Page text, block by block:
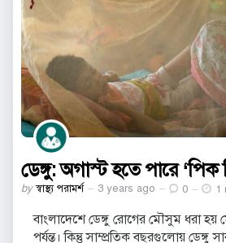
ডেঙ্গু: অগাস্ট হতে পারে ‘পিক
Posted
by স্বাস্থ্য পরামর্শ 3 years ago 0 1
বাংলাদেশে ডেঙ্গু রোগের মৌসুম ধরা হয়
পর্যন্ত। কিন্তু সাম্প্রতিক বছরগুলোয় ডেঙ্গু